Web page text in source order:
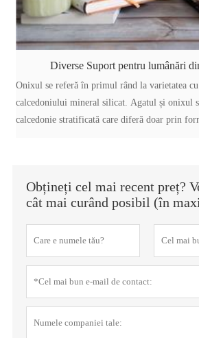
Diverse Suport pentru lumânări
Onixul se referă în primul rând la varietatea
calcedoniului mineral silicat. Agatul și onixul
calcedonie stratificată care diferă doar prin
Obțineți cel mai recent preț?
cât mai curând posibil (în